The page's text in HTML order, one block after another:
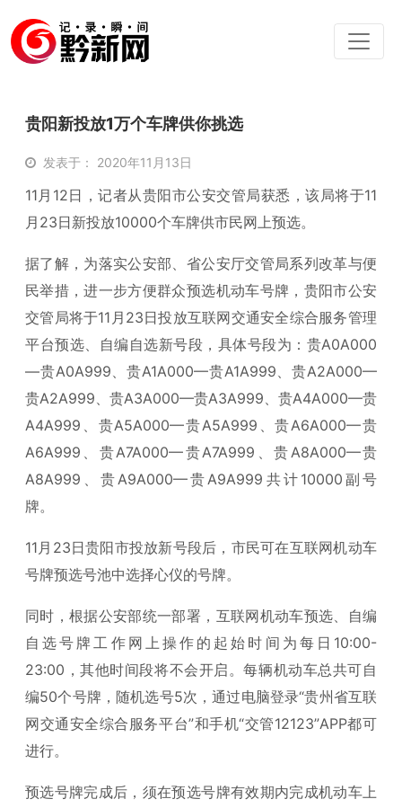
贵阳新投放1万个车牌供你挑选
发表于： 2020年11月13日
11月12日，记者从贵阳市公安交管局获悉，该局将于11
月23日新投放10000个车牌供市民网上预选。
据了解，为落实公安部、省公安厅交管局系列改革与便
民举措，进一步方便群众预选机动车号牌，贵阳市公安
交管局将于11月23日投放互联网交通安全综合服务管理
平台预选、自编自选新号段，具体号段为：贵A0A000
—贵A0A999、贵A1A000—贵A1A999、贵A2A000—
贵A2A999、贵A3A000—贵A3A999、贵A4A000—贵
A4A999、贵A5A000—贵A5A999、贵A6A000—贵
A6A999、贵A7A000—贵A7A999、贵A8A000—贵
A8A999、贵A9A000—贵A9A999共计10000副号
牌。
11月23日贵阳市投放新号段后，市民可在互联网机动车
号牌预选号池中选择心仪的号牌。
同时，根据公安部统一部署，互联网机动车预选、自编
自选号牌工作网上操作的起始时间为每日10:00-
23:00，其他时间段将不会开启。每辆机动车总共可自
编50个号牌，随机选号5次，通过电脑登录“贵州省互联
网交通安全综合服务平台”和手机“交管12123”APP都可
进行。
预选号牌完成后，须在预选号牌有效期内完成机动车上